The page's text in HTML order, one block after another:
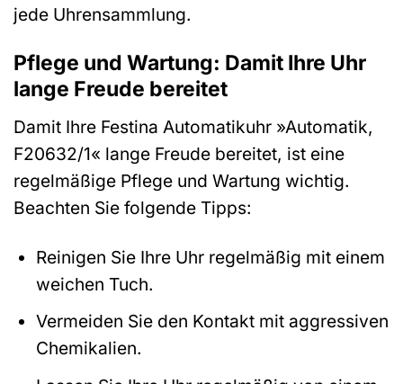
jede Uhrensammlung.
Pflege und Wartung: Damit Ihre Uhr
lange Freude bereitet
Damit Ihre Festina Automatikuhr »Automatik,
F20632/1« lange Freude bereitet, ist eine
regelmäßige Pflege und Wartung wichtig.
Beachten Sie folgende Tipps:
Reinigen Sie Ihre Uhr regelmäßig mit einem
weichen Tuch.
Vermeiden Sie den Kontakt mit aggressiven
Chemikalien.